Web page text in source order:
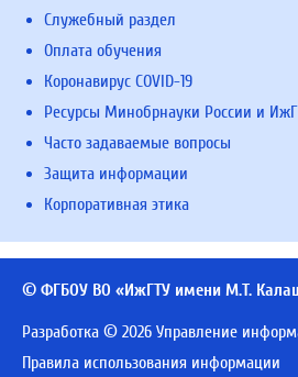
Служебный раздел
Оплата обучения
Коронавирус COVID-19
Ресурсы Минобрнауки России и
Часто задаваемые вопросы
Защита информации
Корпоративная этика
© ФГБОУ ВО «ИжГТУ имени М.Т.
Разработка © 2026 Управление
Правила использования информации